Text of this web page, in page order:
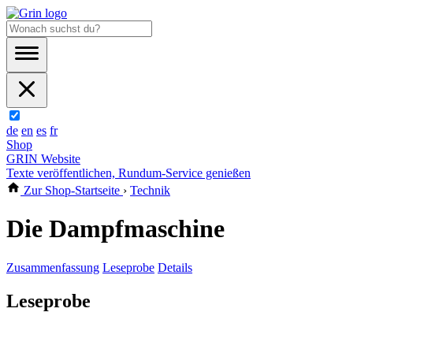
de en es fr
Shop
GRIN Website
Texte veröffentlichen, Rundum-Service genießen
Zur Shop-Startseite › Technik
Die Dampfmaschine
Zusammenfassung Leseprobe Details
Leseprobe